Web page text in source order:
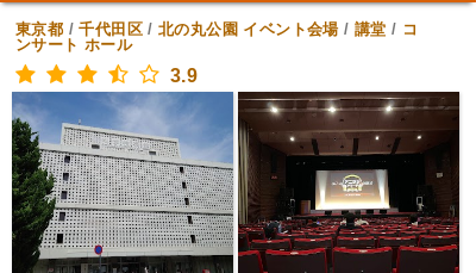
東京都 /千代田区/北の丸公園 イベント会場/ 講堂 / コ
ンサート ホール
3.9